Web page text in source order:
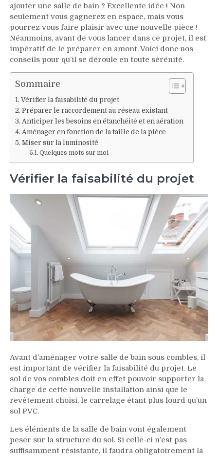
ajouter une salle de bain ? Excellente idée ! Non
seulement vous gagnerez en espace, mais vous
pourrez vous faire plaisir avec une nouvelle pièce !
Néanmoins, avant de vous lancer dans ce projet, il est
impératif de le préparer en amont. Voici donc nos
conseils pour qu’il se déroule en toute sérénité.
Sommaire
Vérifier la faisabilité du projet
Préparer le raccordement au réseau existant
Anticiper les besoins en étanchéité et en aération
Aménager en fonction de la taille de la pièce
Miser sur la luminosité
Quelques mots sur moi
Vérifier la faisabilité du projet
Avant d’aménager votre salle de bain sous combles, il
est important de vérifier la faisabilité du projet. Le
sol de vos combles doit en effet pouvoir supporter la
charge de cette nouvelle installation ainsi que le
revêtement choisi, le carrelage étant plus lourd qu’un
sol PVC.
Les éléments de la salle de bain vont également
peser sur la structure du sol. Si celle-ci n’est pas
suffisamment résistante, il faudra obligatoirement la